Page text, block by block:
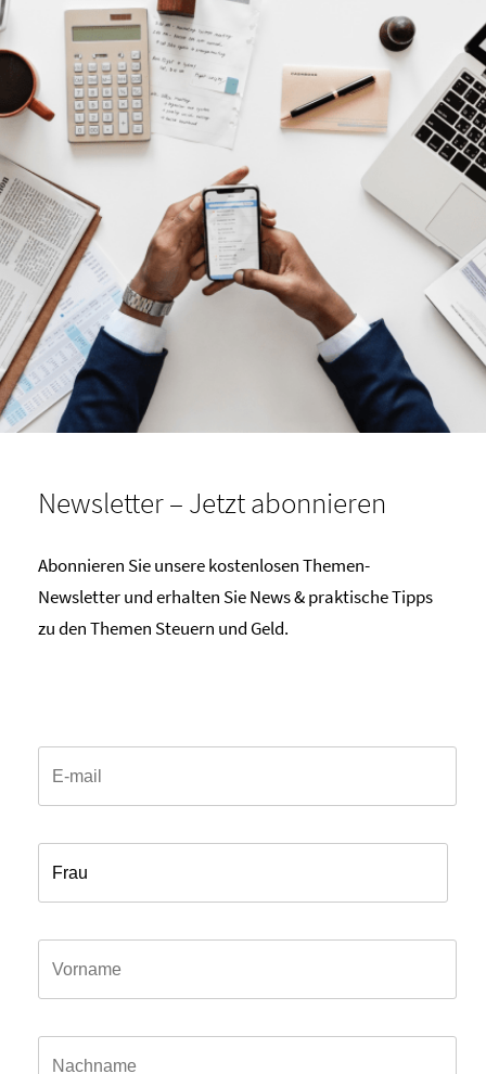
Newsletter – Jetzt abonnieren
Abonnieren Sie unsere kostenlosen Themen-
Newsletter und erhalten Sie News & praktische Tipps
zu den Themen Steuern und Geld.